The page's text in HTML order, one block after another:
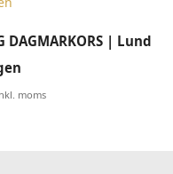
DAGMARKORS | Lund
moms